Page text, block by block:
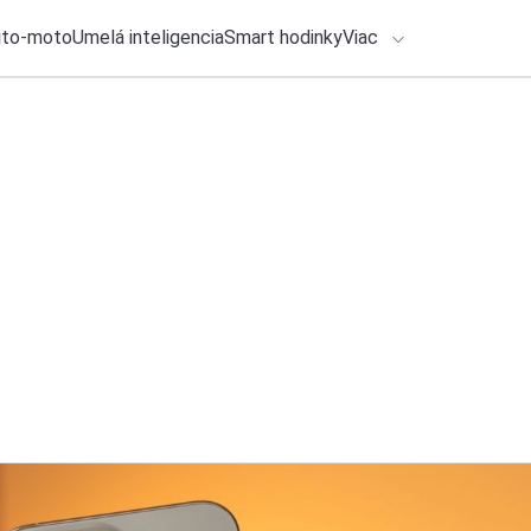
motoUmelá inteligenciaSmart hodinkyViac